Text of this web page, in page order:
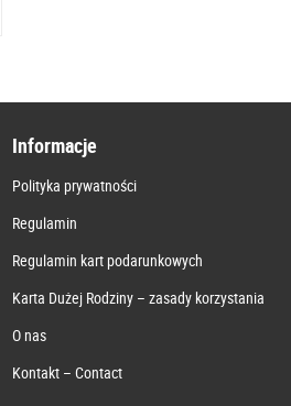
Informacje
Polityka prywatności
Regulamin
Regulamin kart podarunkowych
Karta Dużej Rodziny – zasady korzystania
O nas
Kontakt – Contact